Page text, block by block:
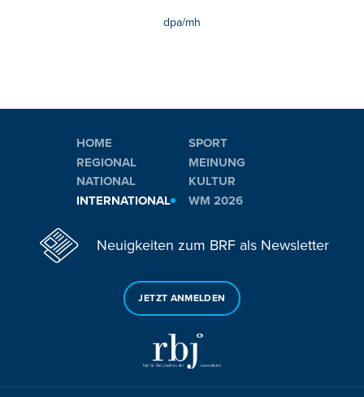
dpa/mh
HOME
REGIONAL
NATIONAL
INTERNATIONAL
SPORT
MEINUNG
KULTUR
WM 2026
Neuigkeiten zum BRF als Newsletter
JETZT ANMELDEN